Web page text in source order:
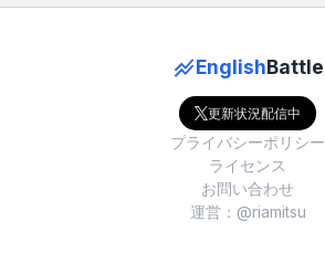
EnglishBattle
更新状況配信中
プライバシーポリシー
ライセンス
お問い合わせ
運営：@riamitsu